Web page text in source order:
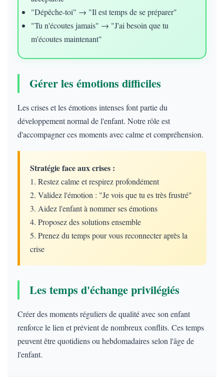
"Dépêche-toi" → "Il est temps de se préparer"
"Tu n'écoutes jamais" → "J'ai besoin que tu
m'écoutes maintenant"
Gérer les émotions difficiles
Les crises et les émotions intenses font partie du
développement normal de l'enfant. Notre rôle est
d'accompagner ces moments avec calme et compréhension.
Stratégie face aux crises :
1. Restez calme et respirez profondément
2. Validez l'émotion : "Je vois que tu es très frustré"
3. Aidez l'enfant à nommer ses émotions
4. Proposez des solutions ensemble
5. Prenez du temps pour vous reconnecter après la
crise
Les temps d'échange privilégiés
Créer des moments réguliers de qualité avec son enfant
renforce le lien et prévient de nombreux conflits. Ces temps
peuvent être quotidiens ou hebdomadaires selon l'âge de
l'enfant.